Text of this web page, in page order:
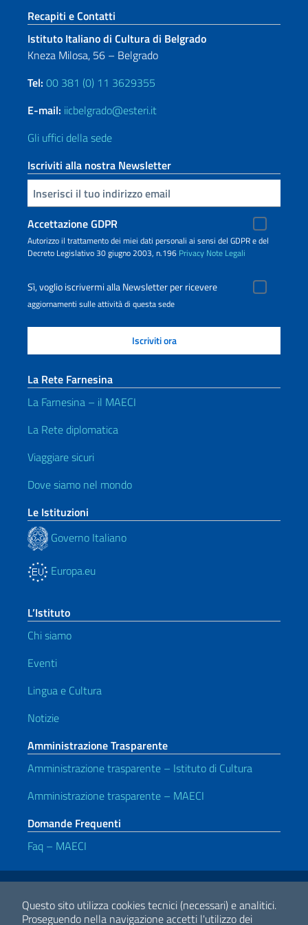
Questo sito utilizza cookies tecnici (necessari) e analitici.
Proseguendo nella navigazione accetti l'utilizzo dei
Sezione footer
Recapiti e Contatti
Istituto Italiano di Cultura di Belgrado
Kneza Milosa, 56 – Belgrado
Tel: 00 381 (0) 11 3629355
E-mail: iicbelgrado@esteri.it
Gli uffici della sede
Iscriviti alla nostra Newsletter
Inserisci la tua email
Accettazione GDPR
Autorizzo il trattamento dei miei dati personali ai sensi del GDPR e del
Decreto Legislativo 30 giugno 2003, n.196 Privacy Note Legali
Sì, voglio iscrivermi alla Newsletter per ricevere
aggiornamenti sulle attività di questa sede
La Rete Farnesina
La Farnesina – il MAECI
La Rete diplomatica
Viaggiare sicuri
Dove siamo nel mondo
Le Istituzioni
Governo Italiano
Europa.eu
L’Istituto
Chi siamo
Eventi
Lingua e Cultura
Notizie
Amministrazione Trasparente
Amministrazione trasparente – Istituto di Cultura
Amministrazione trasparente – MAECI
Domande Frequenti
Faq – MAECI
Link Utili